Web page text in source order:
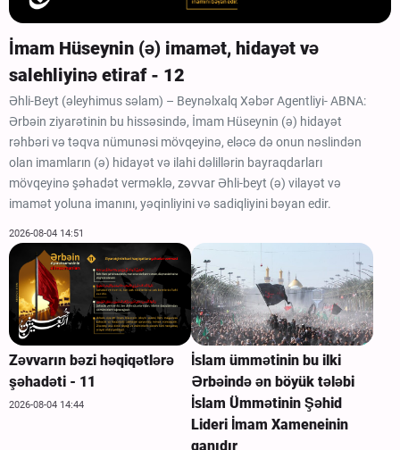
İmam Hüseynin (ə) imamət, hidayət və
salehliyinə etiraf - 12
Əhli-Beyt (əleyhimus səlam) – Beynəlxalq Xəbər Agentliyi- ABNA:
Ərbəin ziyarətinin bu hissəsində, İmam Hüseynin (ə) hidayət
rəhbəri və təqva nümunəsi mövqeyinə, eləcə də onun nəslindən
olan imamların (ə) hidayət və ilahi dəlillərin bayraqdarları
mövqeyinə şəhadət verməklə, zəvvar Əhli-beyt (ə) vilayət və
imamət yoluna imanını, yəqinliyini və sadiqliyini bəyan edir.
2026-08-04 14:51
Zəvvarın bəzi həqiqətlərə
şəhadəti - 11
2026-08-04 14:44
İslam ümmətinin bu ilki
Ərbəində ən böyük tələbi
İslam Ümmətinin Şəhid
Lideri İmam Xameneinin
qanıdır